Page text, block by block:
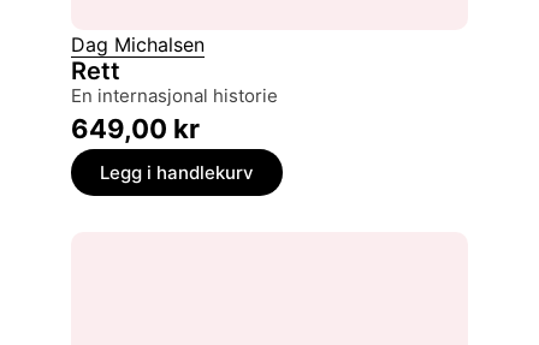
Dag Michalsen
Rett
en internasjonal historie
649,00 kr
Legg i handlekurv